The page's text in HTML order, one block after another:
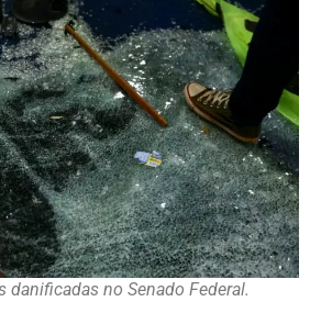
danificadas no Senado Federal.